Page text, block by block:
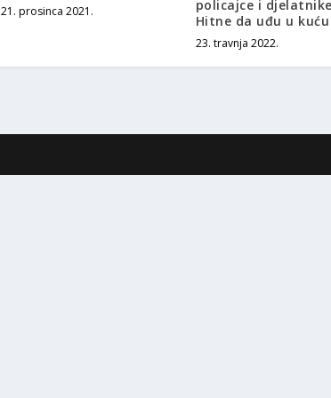
21. prosinca 2021.
policajce i
Hitne da uđu u kuću
23. travnja 2022.